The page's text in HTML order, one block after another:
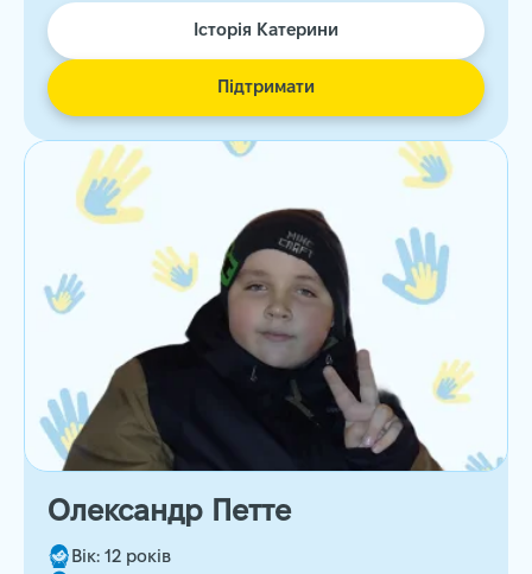
Історія Катерини
Підтримати
Олександр Петте
Вік: 12 років